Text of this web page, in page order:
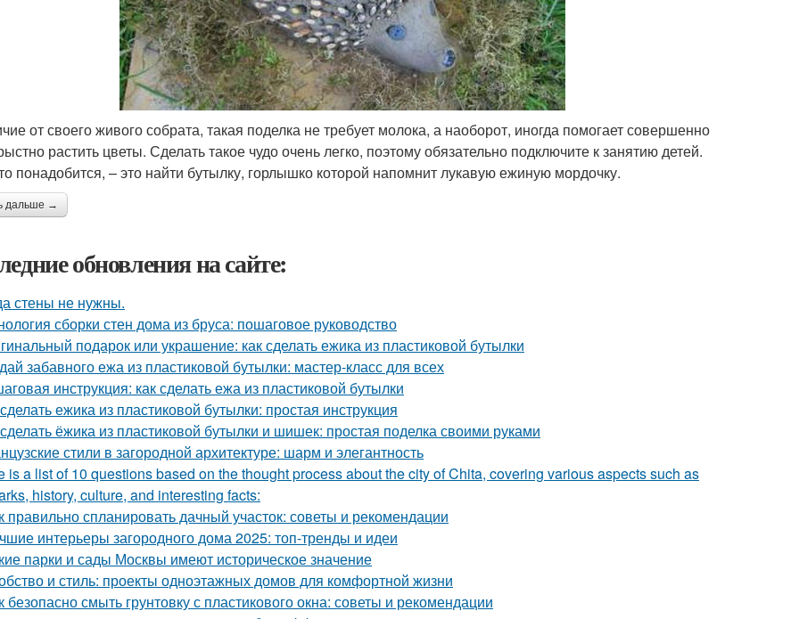
от своего живого собрата, такая поделка не требует молока, а наоборот, иногда помогает совершенно
растить цветы. Сделать такое чудо очень легко, поэтому обязательно подключите к занятию детей.
понадобится, – это найти бутылку, горлышко которой напомнит лукавую ежиную мордочку.
дальше →
обновления на сайте:
стены не нужны.
сборки стен дома из бруса: пошаговое руководство
подарок или украшение: как сделать ежика из пластиковой бутылки
забавного ежа из пластиковой бутылки: мастер-класс для всех
инструкция: как сделать ежа из пластиковой бутылки
ежика из пластиковой бутылки: простая инструкция
ёжика из пластиковой бутылки и шишек: простая поделка своими руками
стили в загородной архитектуре: шарм и элегантность
is a list of 10 questions based on the thought process about the city of Chita, covering various aspects such as
history, culture, and interesting facts:
правильно спланировать дачный участок: советы и рекомендации
интерьеры загородного дома 2025: топ-тренды и идеи
парки и сады Москвы имеют историческое значение
и стиль: проекты одноэтажных домов для комфортной жизни
безопасно смыть грунтовку с пластикового окна: советы и рекомендации